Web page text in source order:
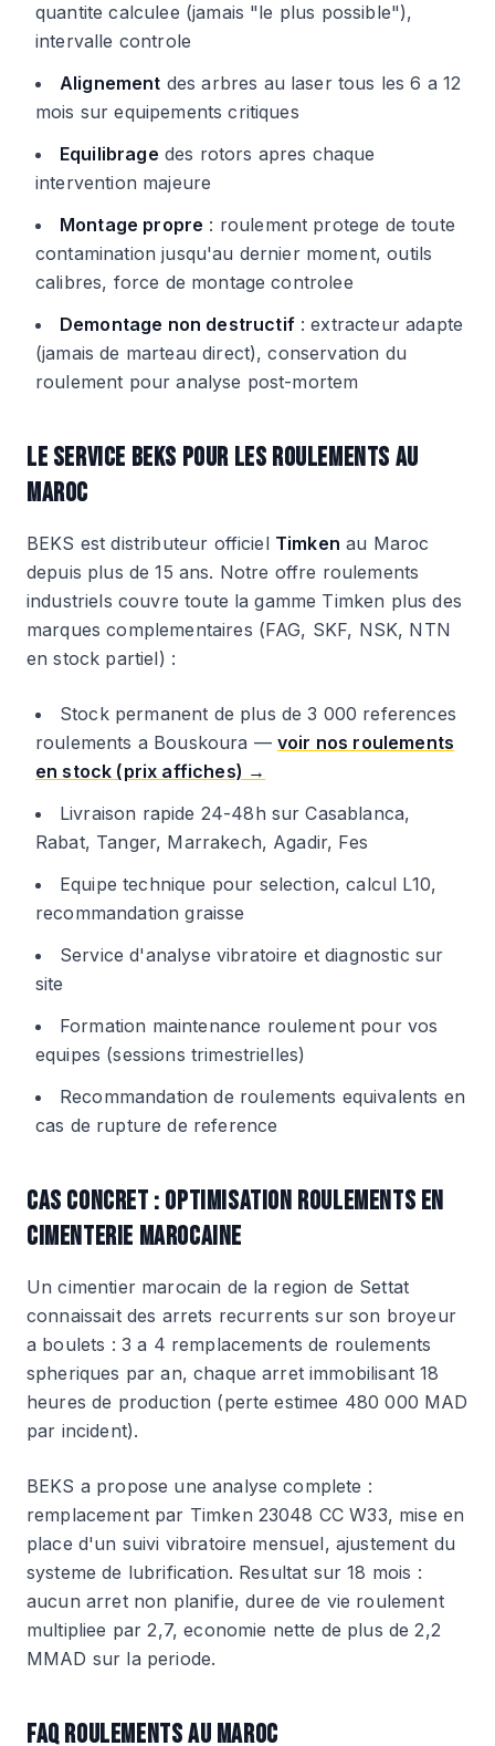
quantite calculee (jamais "le plus possible"),
intervalle controle
Alignement des arbres au laser tous les 6 a 12
mois sur equipements critiques
Equilibrage des rotors apres chaque
intervention majeure
Montage propre : roulement protege de toute
contamination jusqu'au dernier moment, outils
calibres, force de montage controlee
Demontage non destructif: extracteur adapte
(jamais de marteau direct), conservation du
roulement pour analyse post-mortem
LE SERVICE BEKS POUR LES ROULEMENTS AU
MAROC
BEKS est distributeur officiel Timken au Maroc
depuis plus de 15 ans. Notre offre roulements
industriels couvre toute la gamme Timken plus des
marques complementaires (FAG, SKF, NSK, NTN
en stock partiel) :
Stock permanent de plus de 3 000 references
roulements a Bouskoura —voir nos roulements
en stock (prix affiches) →
Livraison rapide 24-48h sur Casablanca,
Rabat, Tanger, Marrakech, Agadir, Fes
Equipe technique pour selection, calcul L10,
recommandation graisse
Service d'analyse vibratoire et diagnostic sur
site
Formation maintenance roulement pour vos
equipes (sessions trimestrielles)
Recommandation de roulements equivalents en
cas de rupture de reference
CAS CONCRET : OPTIMISATION ROULEMENTS EN
CIMENTERIE MAROCAINE
Un cimentier marocain de la region de Settat
connaissait des arrets recurrents sur son broyeur
a boulets : 3 a 4 remplacements de roulements
spheriques par an, chaque arret immobilisant 18
heures de production (perte estimee 480 000 MAD
par incident).
BEKS a propose une analyse complete :
remplacement par Timken 23048 CC W33, mise en
place d'un suivi vibratoire mensuel, ajustement du
systeme de lubrification. Resultat sur 18 mois :
aucun arret non planifie, duree de vie roulement
multipliee par 2,7, economie nette de plus de 2,2
MMAD sur la periode.
FAQ ROULEMENTS AU MAROC